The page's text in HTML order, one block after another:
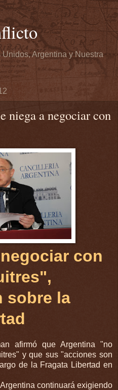
Argentina y Nuestra
niega a negociar con
con
sobre la
afirmó que Argentina "no
y que sus "acciones son
de la Fragata Libertad en
continuará exigiendo